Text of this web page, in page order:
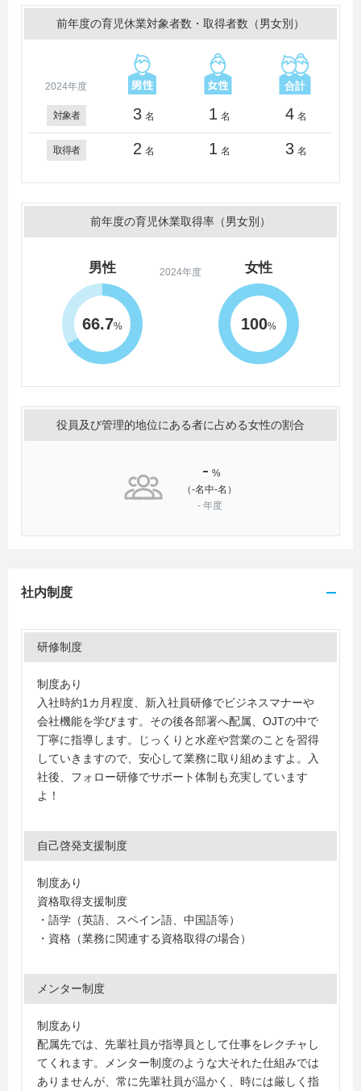
前年度の育児休業対象者数・取得者数（男女別）
2024年度
対象者 3 名 1 名 4 名
取得者 2 名 1 名 3 名
前年度の育児休業取得率（男女別）
2024年度
男性
66.7%
女性
100%
役員及び管理的地位にある者に占める女性の割合
- %
（-名中-名）
- 年度
社内制度
研修制度
制度あり
入社時約1カ月程度、新入社員研修でビジネスマナーや
会社機能を学びます。その後各部署へ配属、OJTの中で
丁寧に指導します。じっくりと水産や営業のことを習得
していきますので、安心して業務に取り組めますよ。入
社後、フォロー研修でサポート体制も充実しています
よ！
自己啓発支援制度
制度あり
資格取得支援制度
・語学（英語、スペイン語、中国語等）
・資格（業務に関連する資格取得の場合）
メンター制度
制度あり
配属先では、先輩社員が指導員として仕事をレクチャし
てくれます。メンター制度のような大それた仕組みでは
ありませんが、常に先輩社員が温かく、時には厳しく指